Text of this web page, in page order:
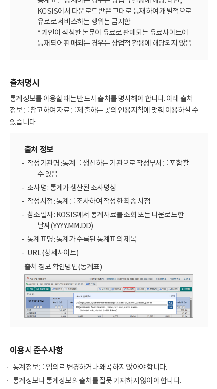
KOSIS에서 다운로드 받은 그대로 등재하여 개별적으로
유료로 서비스하는 행위는 금지함
* 개인이 작성한 논문이 유료로 판매되는 유료사이트에
등재되어 판매되는 경우는 상업적 활용에 해당되지 않음
출처명시
통계정보를 이용할 때는 반드시 출처를 명시해야 합니다. 아래 출처
정보를 참고하여 자료를 제출하는 곳의 인용지침에 맞춰 이용하실 수
있습니다.
출처 정보
작성기관명 : 통계를 생산하는 기관으로 작성부서를 포함할
수 있음
조사명 : 통계가 생산된 조사명칭
작성시점 : 통계를 조사하여 작성한 최종 시점
참조일자 : KOSIS에서 통계자료를 조회 또는 다운로드한
날짜(YYYY.MM.DD)
통계표명 : 통계가 수록된 통계표의 제목
URL (상세사이트)
출처 정보 확인방법(통계표)
이용시 준수사항
통계정보를 임의로 변경하거나 왜곡하지 않아야 합니다.
통계정보나 통계정보의 출처를 잘못 기재하지 않아야 합니다.